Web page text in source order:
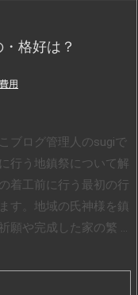
格好は？
費用
ブログ管理人のsugiで
行う地鎮祭について解
着工前に行う最初の行
す。 地域の氏神様を鎮
願や完成した家の繁 ...